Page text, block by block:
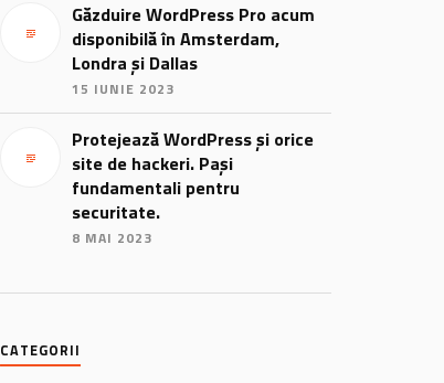
Găzduire WordPress Pro acum
disponibilă în Amsterdam,
Londra și Dallas
15 IUNIE 2023
Protejează WordPress și orice
site de hackeri. Pași
fundamentali pentru
securitate.
8 MAI 2023
CATEGORII